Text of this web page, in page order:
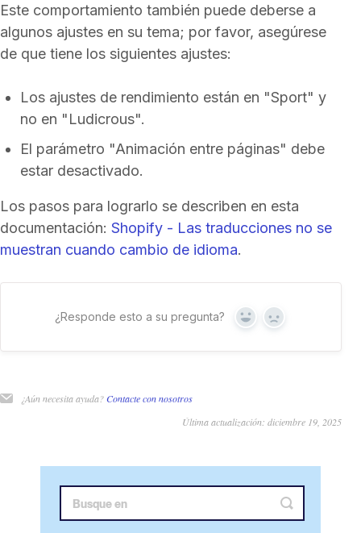
Este comportamiento también puede deberse a
algunos ajustes en su tema; por favor, asegúrese
de que tiene los siguientes ajustes:
Los ajustes de rendimiento están en "Sport" y
no en "Ludicrous".
El parámetro "Animación entre páginas" debe
estar desactivado.
Los pasos para lograrlo se describen en esta
documentación: Shopify - Las traducciones no se
muestran cuando cambio de idioma.
¿Responde esto a su pregunta? Sí No
¿Aún necesita ayuda?Contacte con nosotros
Última actualización: diciembre 19, 2025